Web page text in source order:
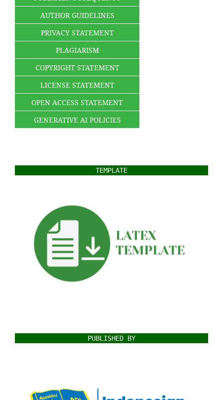
AUTHOR GUIDELINES
PRIVACY STATEMENT
PLAGIARISM
COPYRIGHT STATEMENT
LICENSE STATEMENT
OPEN ACCESS STATEMENT
GENERATIVE AI POLICIES
TEMPLATE
PUBLISHED BY